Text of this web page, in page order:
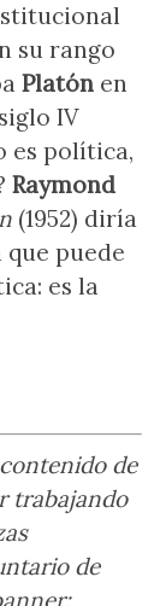
su rango
Platón en
IV
es política,
Raymond
(1952) diría
que puede
es la
de
trabajando
de